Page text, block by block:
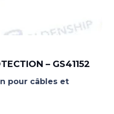
– GS41152
pour câbles et